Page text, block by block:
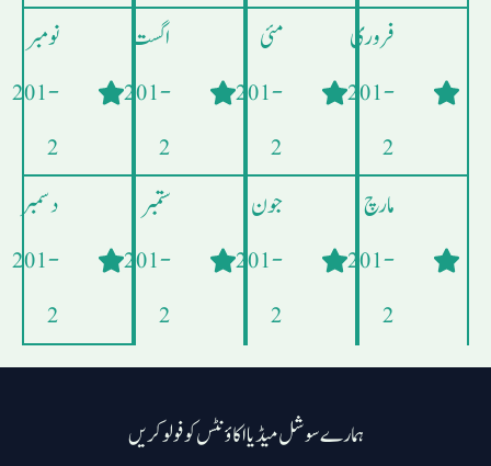
فروری
- 201
2
مارچ
- 201
2
مئی
- 201
2
جون
- 201
2
اگست
- 201
2
ستمبر
- 201
2
نومبر
- 201
2
دسمبر
- 201
2
ہمارے سوشل میڈیا اکاؤنٹس کو فولو کریں